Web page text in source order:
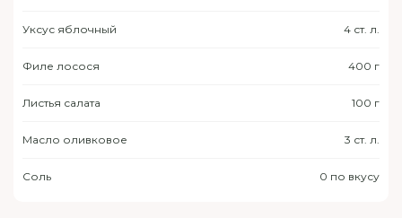
Уксус яблочный 4 ст. л.
Филе лосося 400 г
Листья салата 100 г
Масло оливковое 3 ст. л.
Соль 0 по вкусу